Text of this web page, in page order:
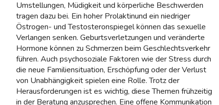
Umstellungen, Müdigkeit und körperliche Beschwerden
tragen dazu bei. Ein hoher Prolaktinund ein niedriger
Östrogen- und Testosteronspiegel können das sexuelle
Verlangen senken. Geburtsverletzungen und veränderte
Hormone können zu Schmerzen beim Geschlechtsverkehr
führen. Auch psychosoziale Faktoren wie der Stress durch
die neue Familiensituation, Erschöpfung oder der Verlust
von Unabhängigkeit spielen eine Rolle. Trotz der
Herausforderungen ist es wichtig, diese Themen frühzeitig
in der Beratung anzusprechen. Eine offene Kommunikation